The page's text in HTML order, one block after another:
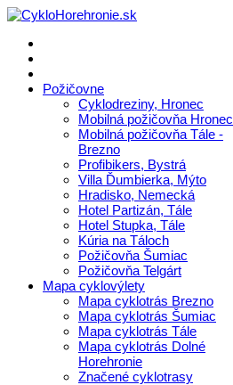
Požičovne
Cyklodreziny, Hronec
Mobilná požičovňa Hronec
Mobilná požičovňa Tále -
Brezno
Profibikers, Bystrá
Villa Ďumbierka, Mýto
Hradisko, Nemecká
Hotel Partizán, Tále
Hotel Stupka, Tále
Kúria na Táloch
Požičovňa Šumiac
Požičovňa Telgárt
Mapa cyklovýlety
Mapa cyklotrás Brezno
Mapa cyklotrás Šumiac
Mapa cyklotrás Tále
Mapa cyklotrás Dolné
Horehronie
Značené cyklotrasy